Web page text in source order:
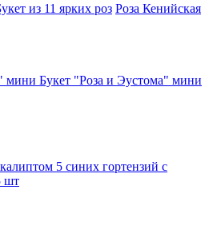
из 11 ярких роз Роза Кенийская
Букет "Роза и Эустома" мини
5 синих гортензий с
шт